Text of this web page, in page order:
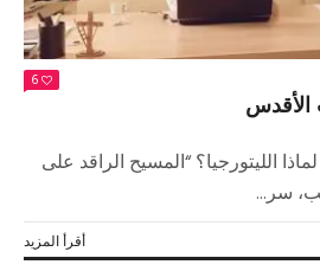
6
الأقدس
الليتورجيا؟ “المسيح الراقد على
سر...
أقرأ المزيد